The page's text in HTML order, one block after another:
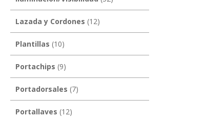
Lazada y Cordones (12)
Plantillas (10)
Portachips (9)
Portadorsales (7)
Portallaves (12)